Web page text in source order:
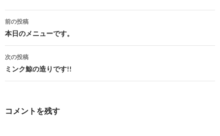
投
稿
ナ
ビ
ゲ
前の投稿
本日のメニューです。
次の投稿
ミンク鯨の造りです!!
コメントを残す